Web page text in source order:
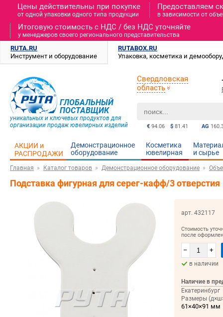
Цены действительны при покупке
от одной упаковки одного типа продукции
Предоставляем
в зависимости от
Итоговую стоимость c НДС / без НДС уточняйте
у менеджеров своего регионального представительства
RUTA.RU
Инструмент и оборудование
RUTABOX.RU
Упаковка, косметика и
ГЛОБАЛЬНЫЙ
ПОСТАВЩИК
уникальных и ключевых продуктов для
организации продаж ювелирных изделий
AG
€ 94.06 $ 81.41
Свердловская
область
АКЦИИ и
РАСПРОДАЖИ
Демонстрационное
оборудование
Косметика
ювелирная
и cырье
Главная Каталог товаров Демонстрационное оборудование
Подставка фигурная для серег-кафф/3 отверстия
арт. 432117
Стоимость
после
– +
в наличии
Наличие в
Екатеринбург
Размеры
61×40×91 мм